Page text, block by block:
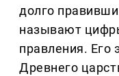
долго
называют
правления. Его
Древнего